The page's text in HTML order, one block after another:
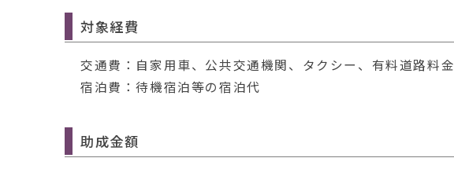
対象経費
交通費：自家用車、公共交通機関、タクシー、有料道路料金
宿泊費：待機宿泊等の宿泊代
助成金額